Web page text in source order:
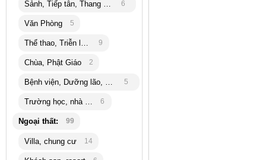
Sảnh, Tiếp tân, Thang máy 6
Văn Phòng 5
Thể thao, Triễn lãm 9
Chùa, Phật Giáo 2
Bệnh viện, Dưỡng lão, bank 5
Trường học, nhà trẻ 6
Ngoại thất: 99
Villa, chung cư 14